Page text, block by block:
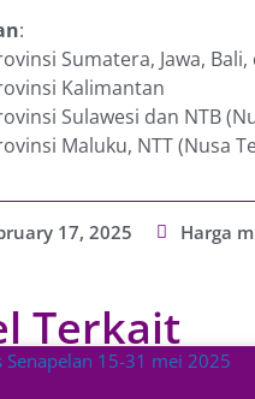
:
Sumatera, Jawa,
Kalimantan
Sulawesi dan NTB
Maluku, NTT (Nusa
17, 2025 Harga
Terkait